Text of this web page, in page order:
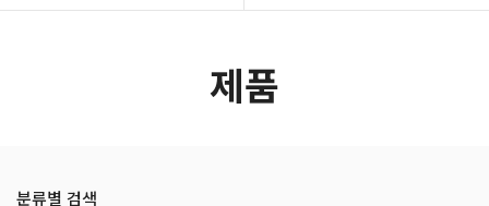
제품
분류별 검색